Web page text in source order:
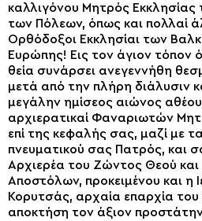
καλλιγόνου Μητρός Εκκλησίας
των Πόλεων, όπως και πολλαί
Ορθόδοξοι Εκκλησίαι των
Ευρώπης! Εις τον άγιον τόπον
θεία συνάρσει ανεγεννήθη
μετά από την πλήρη διάλυσιν
μεγάλην ημίσεος αιώνος
αρχιερατικαί Φαναριωτών
επί της κεφαλής σας, μαζί με
πνευματικού σας Πατρός, και
Αρχιερέα του Ζώντος Θεού
Αποστόλων, προκειμένου και η
Κορυτσάς, αρχαία επαρχία
αποκτήση τον άξιον